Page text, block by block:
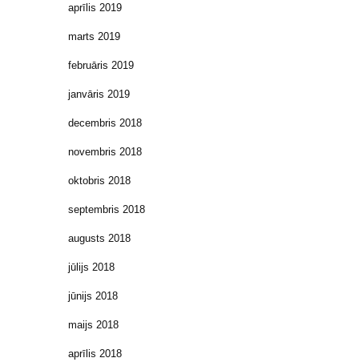
aprīlis 2019
marts 2019
februāris 2019
janvāris 2019
decembris 2018
novembris 2018
oktobris 2018
septembris 2018
augusts 2018
jūlijs 2018
jūnijs 2018
maijs 2018
aprīlis 2018